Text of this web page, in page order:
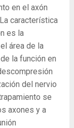
en el axón
característica
es la
área de la
la función en
del nervio
se
axones y a